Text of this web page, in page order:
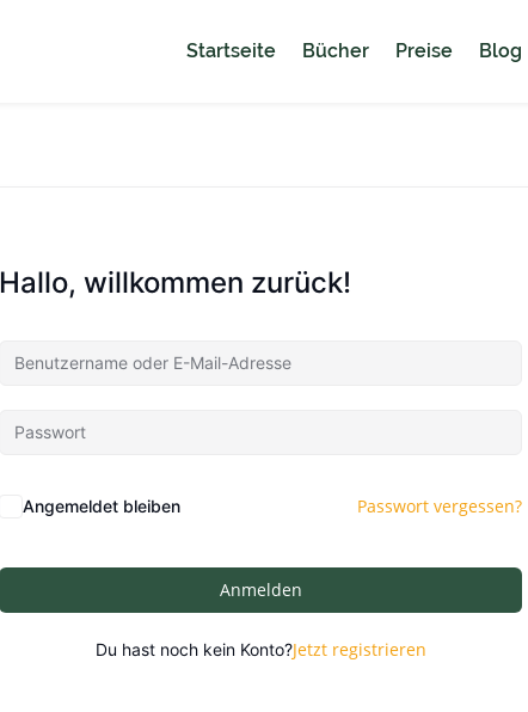
Startseite Bücher Preise Blog
Hallo, willkommen zurück!
Angemeldet bleiben Passwort vergessen?
Anmelden
Du hast noch kein Konto?Jetzt registrieren